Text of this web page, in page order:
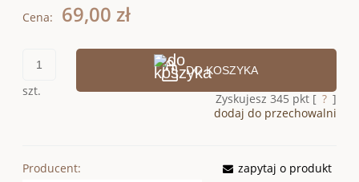
Cena: 69,00 zł
szt.
DO KOSZYKA
Zyskujesz 345 pkt [ ? ]
dodaj do przechowalni
Producent:
zapytaj o produkt